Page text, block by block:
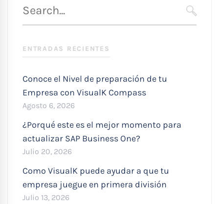
para
ENTRADAS RECIENTES
Conoce el Nivel de preparación de tu
Empresa con VisualK Compass
Agosto 6, 2026
¿Porqué este es el mejor momento para
actualizar SAP Business One?
Julio 20, 2026
Como VisualK puede ayudar a que tu
empresa juegue en primera división
Julio 13, 2026